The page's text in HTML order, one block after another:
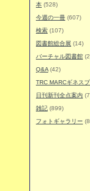
本 (528)
今週の一冊 (607)
検索 (107)
図書館総合展 (14)
バーチャル図書館
Q&A (42)
TRC MARCギネス
日刊新刊全点案内
雑記 (899)
フォトギャラリー